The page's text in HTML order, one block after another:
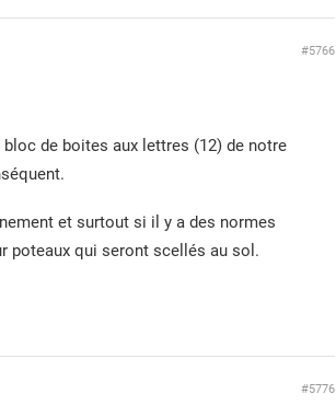
#5766
de boites aux lettres (12) de notre
et surtout si il y a des normes
poteaux qui seront scellés au sol.
#5776